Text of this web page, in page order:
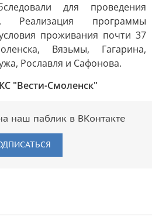
для проведения
Реализация программы
проживания почти 37
Вязьмы, Гагарина,
Рославля и Сафонова.
"Вести-Смоленск"
наш паблик в ВКонтакте